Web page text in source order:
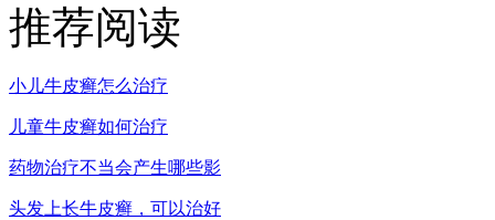
推荐阅读
小儿牛皮癣怎么治疗
儿童牛皮癣如何治疗
药物治疗不当会产生哪些影
头发上长牛皮癣，可以治好